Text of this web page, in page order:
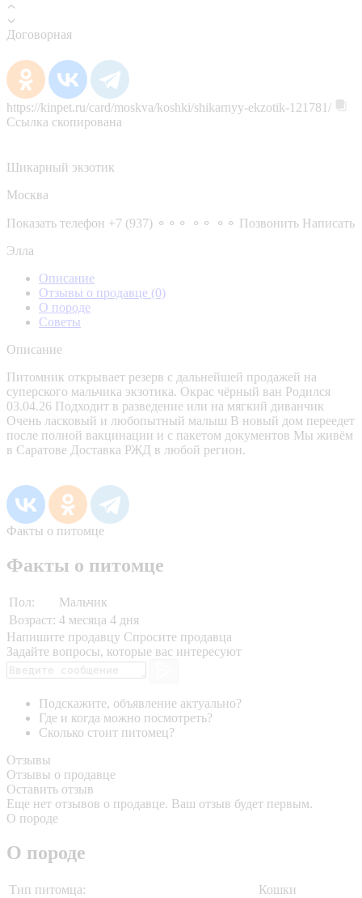
Договорная
https://kinpet.ru/card/moskva/koshki/shikarnyy-ekzotik-121781/
Ссылка скопирована
Шикарный экзотик
Москва
Показать телефон +7 (937) ⚬⚬⚬ ⚬⚬ ⚬⚬ Позвонить Написать
Элла
Описание
Отзывы о продавце (0)
О породе
Советы
Описание
Питомник открывает резерв с дальнейшей продажей на
суперского мальчика экзотика. Окрас чёрный ван Родился
03.04.26 Подходит в разведение или на мягкий диванчик
Очень ласковый и любопытный малыш В новый дом переедет
после полной вакцинации и с пакетом документов Мы живём
в Саратове Доставка РЖД в любой регион.
Факты о питомце
Факты о питомце
Пол:
Мальчик
Возраст: 4 месяца 4 дня
Напишите продавцу Спросите продавца
Задайте вопросы, которые вас интересуют
Подскажите, объявление актуально?
Где и когда можно посмотреть?
Сколько стоит питомец?
Отзывы
Отзывы о продавце
Оставить отзыв
Еще нет отзывов о продавце. Ваш отзыв будет первым.
О породе
О породе
Тип питомца: Кошки